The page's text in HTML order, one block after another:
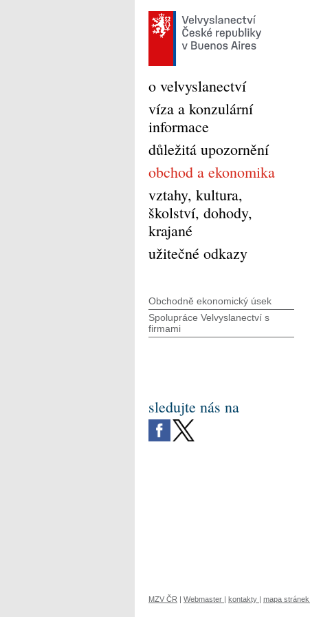
o velvyslanectví
víza a konzulární
informace
důležitá upozornění
obchod a ekonomika
vztahy, kultura,
školství, dohody,
krajané
užitečné odkazy
Obchodně ekonomický úsek
Spolupráce Velvyslanectví s
firmami
sledujte nás na
MZV ČR | Webmaster | kontakty | mapa stránek